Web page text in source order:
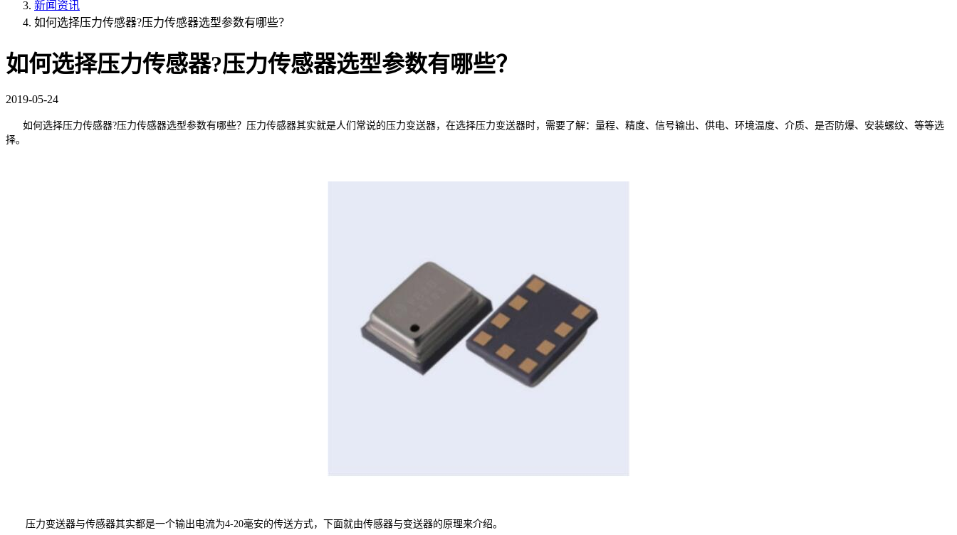
新闻资讯
如何选择压力传感器?压力传感器选型参数有哪些？
如何选择压力传感器?压力传感器选型参数有哪些？
2019-05-24
如何选择压力传感器?压力传感器选型参数有哪些？压力传感器其实就是人们常说的压力变送器，在选择压力变送器时，需要了解：量程、精度、信号输出、供电、环境温度、介质、是否防爆、安装螺纹、等等选
择。
压力变送器与传感器其实都是一个输出电流为4-20毫安的传送方式，下面就由传感器与变送器的原理来介绍。